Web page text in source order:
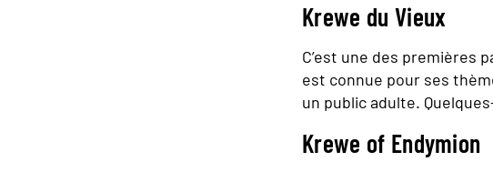
Krewe du Vieux
C’est une des premières
est connue pour ses
un public adulte.
Krewe of Endymion